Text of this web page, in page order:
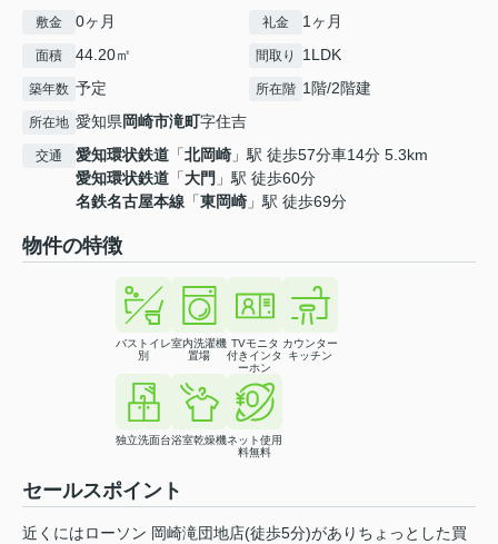
敷金 0ヶ月 礼金 1ヶ月
面積 44.20㎡ 間取り 1LDK
築年数 予定 所在階 1階/2階建
所在地 愛知県岡崎市滝町字住吉
交通 愛知環状鉄道 「北岡崎 」駅 徒歩57分車14分 5.3km
愛知環状鉄道 「大門 」駅 徒歩60分
名鉄名古屋本線 「東岡崎 」駅 徒歩69分
物件の特徴
バストイレ
別
室内洗濯機
置場
TVモニタ
付きインタ
ーホン
カウンター
キッチン
独立洗面台浴室乾燥機ネット使用
料無料
セールスポイント
近くにはローソン 岡崎滝団地店(徒歩5分)がありちょっとした買